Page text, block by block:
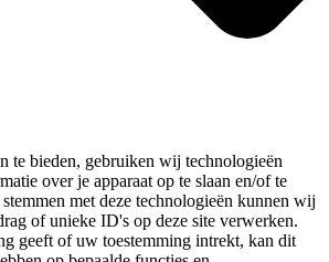
te bieden, gebruiken wij technologieën
over je apparaat op te slaan en/of te
met deze technologieën kunnen wij
of unieke ID's op deze site verwerken.
geeft of uw toestemming intrekt, kan dit